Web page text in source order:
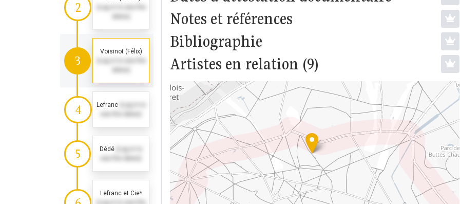
2
3
Voisinot (Félix)
4 Lefranc
5 Dédé
Lefranc et Cie*
Notes et références
Bibliographie
Artistes en relation (9)